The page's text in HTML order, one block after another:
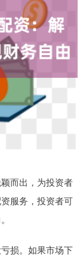
而出，为投资者
服务，投资者可
损。如果市场下